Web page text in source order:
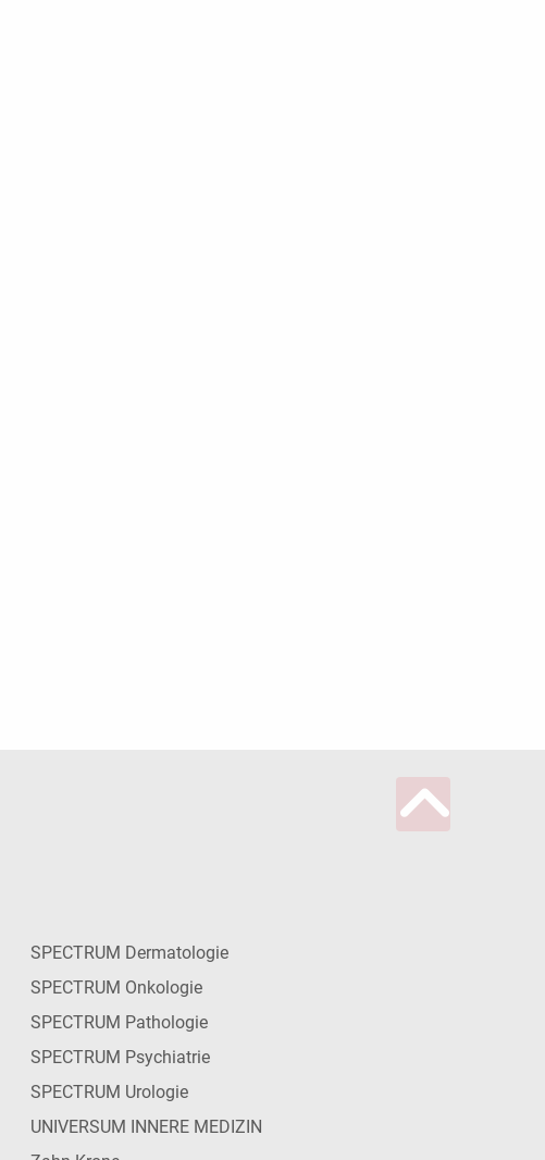
SPECTRUM Dermatologie
SPECTRUM Onkologie
SPECTRUM Pathologie
SPECTRUM Psychiatrie
SPECTRUM Urologie
UNIVERSUM INNERE MEDIZIN